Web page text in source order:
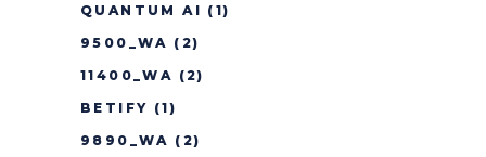
QUANTUM AI (1)
9500_WA (2)
11400_WA (2)
BETIFY (1)
9890_WA (2)